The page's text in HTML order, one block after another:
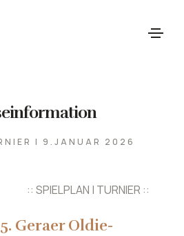
| 9.JANUAR 2026
:: SPIELPLAN | TURNIER ::
Geraer Oldie-